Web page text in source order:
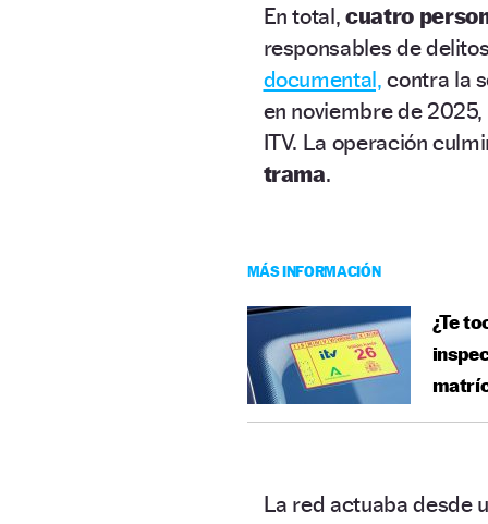
En total, cuatro
responsables de
documental, contra la
en noviembre de
ITV. La operación
trama.
MÁS INFORMACIÓN
¿Te
La red actuaba desde